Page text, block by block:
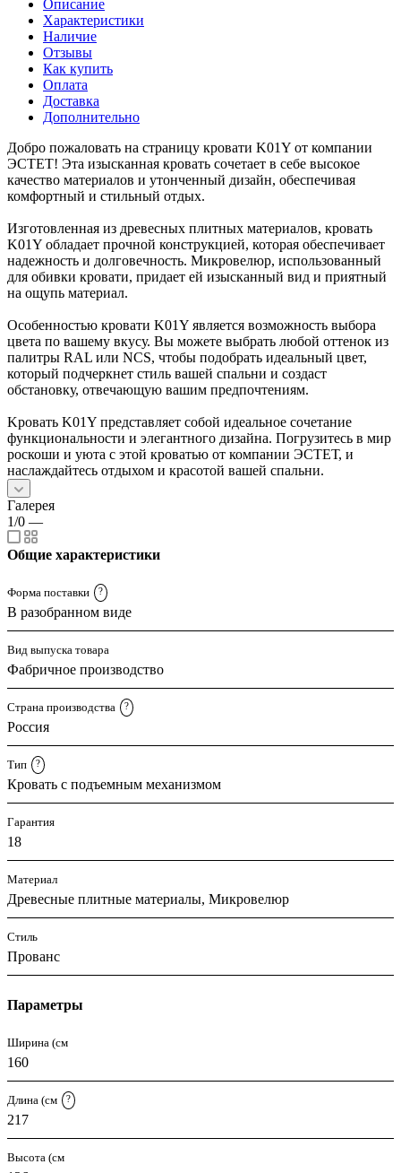
Описание
Характеристики
Наличие
Отзывы
Как купить
Оплата
Доставка
Дополнительно
Добро пожаловать на страницу кровати K01Y от компании
ЭСТЕТ! Эта изысканная кровать сочетает в себе высокое
качество материалов и утонченный дизайн, обеспечивая
комфортный и стильный отдых.
Изготовленная из древесных плитных материалов, кровать
K01Y обладает прочной конструкцией, которая обеспечивает
надежность и долговечность. Микровелюр, использованный
для обивки кровати, придает ей изысканный вид и приятный
на ощупь материал.
Особенностью кровати K01Y является возможность выбора
цвета по вашему вкусу. Вы можете выбрать любой оттенок из
палитры RAL или NCS, чтобы подобрать идеальный цвет,
который подчеркнет стиль вашей спальни и создаст
обстановку, отвечающую вашим предпочтениям.
Kровать K01Y представляет собой идеальное сочетание
функциональности и элегантного дизайна. Погрузитесь в мир
роскоши и уюта с этой кроватью от компании ЭСТЕТ, и
наслаждайтесь отдыхом и красотой вашей спальни.
Галерея
1/0 —
Общие характеристики
Форма поставки ?
В разобранном виде
Вид выпуска товара
Фабричное производство
Страна производства ?
Россия
Тип ?
Кровать с подъемным механизмом
Гарантия
18
Материал
Древесные плитные материалы, Микровелюр
Стиль
Прованс
Параметры
Ширина (см
160
Длина (см ?
217
Высота (см